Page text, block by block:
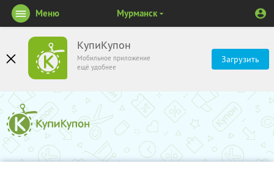
КупиКупон
Мобильное приложение
ещё удобнее
Загрузить
Меню Мурманск